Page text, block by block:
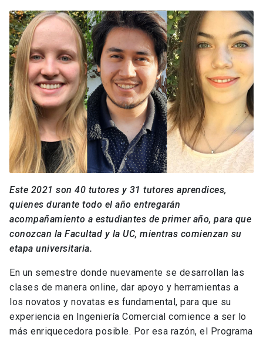
Este 2021 son 40 tutores y 31 tutores aprendices,
quienes durante todo el año entregarán
acompañamiento a estudiantes de primer año, para que
conozcan la Facultad y la UC, mientras comienzan su
etapa universitaria.
En un semestre donde nuevamente se desarrollan las
clases de manera online, dar apoyo y herramientas a
los novatos y novatas es fundamental, para que su
experiencia en Ingeniería Comercial comience a ser lo
más enriquecedora posible. Por esa razón, el Programa